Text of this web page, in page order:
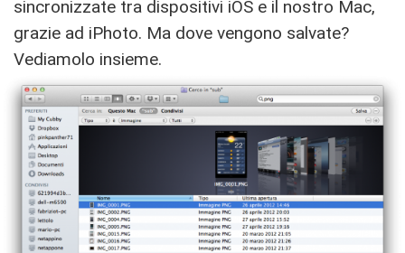
sincronizzate tra dispositivi iOS e il nostro Mac,
grazie ad iPhoto. Ma dove vengono salvate?
Vediamolo insieme.